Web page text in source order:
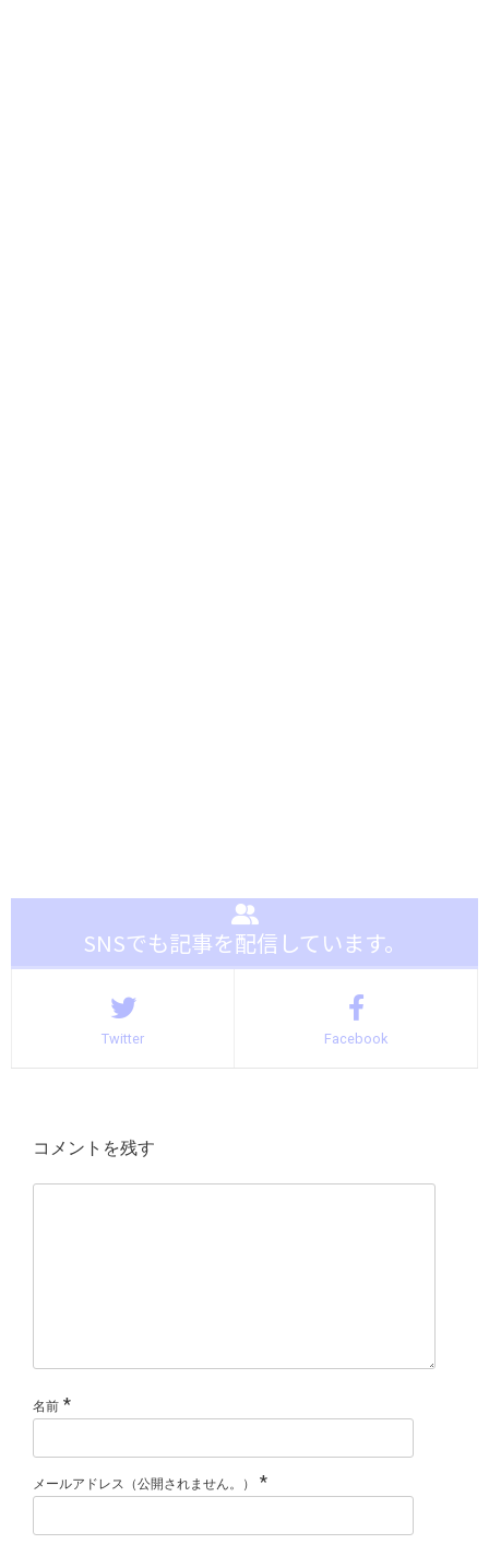
SNSでも記事を配信しています。
Twitter Facebook
コメントを残す
名前 *
メールアドレス（公開されません。） *